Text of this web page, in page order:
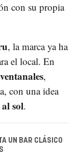
con su propia
, la marca ya ha
el local. En
,
con una idea
sol.
UN BAR CLÁSICO